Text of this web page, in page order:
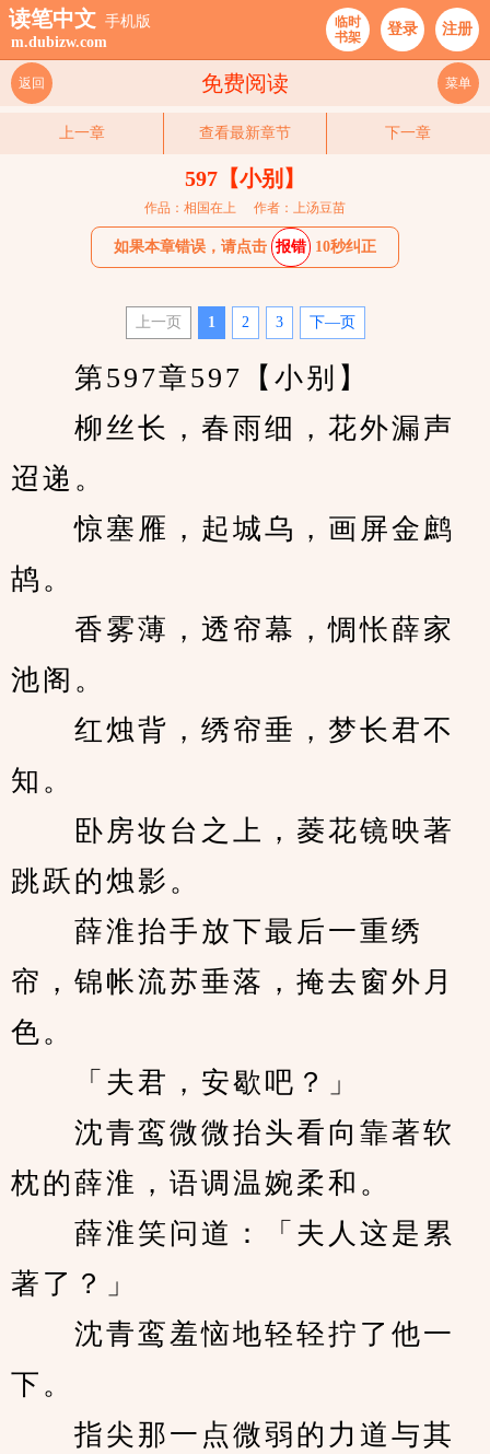
读笔中文 手机版
m.dubizw.com
临时
书架
登录 注册
免费阅读
返回 菜单
上一章 查看最新章节 下一章
597【小别】
作品：相国在上 作者：上汤豆苗
如果本章错误，请点击 报错 10秒纠正
上一页 1 2 3 下—页
第597章597【小别】
柳丝长，春雨细，花外漏声
迢递。
惊塞雁，起城乌，画屏金鹧
鸪。
香雾薄，透帘幕，惆怅薛家
池阁。
红烛背，绣帘垂，梦长君不
知。
卧房妆台之上，菱花镜映著
跳跃的烛影。
薛淮抬手放下最后一重绣
帘，锦帐流苏垂落，掩去窗外月
色。
「夫君，安歇吧？」
沈青鸾微微抬头看向靠著软
枕的薛淮，语调温婉柔和。
薛淮笑问道：「夫人这是累
著了？」
沈青鸾羞恼地轻轻拧了他一
下。
指尖那一点微弱的力道与其